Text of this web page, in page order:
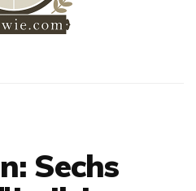
Sechs